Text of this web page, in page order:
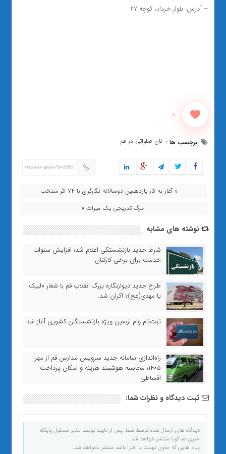
– آدرس: بلوار خرداد، کوچه ۲۷
0
برچسب ها : نان صلواتی در قم
https://qomgoya.ir/?p=22502
« آغاز به کار یازدهمین دوسالانه نگارگری با ۷۴ اثر منتخب
مرگ تدریجی یک میراث »
نوشته های مشابه
شرط جدید بازنشستگی اعلام شد؛ افزایش سنوات
خدمت برای برخی کارکنان
طرح جدید دیوارنگاره بزرگ انقلاب قم با شعار «لبیک
یا مهدی(عج)» اکران شد.
ثبت‌نام وام اربعین ویژه بازنشستگان کشوری آغاز شد
راه‌اندازی سامانه جدید سرویس مدارس قم از مهر
۱۴۰۵؛ محاسبه هوشمند هزینه و امکان پرداخت
اقساطی
ثبت دیدگاه و نظرات شما:
دیدگاه های ارسال شده توسط شما، پس از تایید توسط مدیر مسئول پایگاه
خبری قم گویا منتشر خواهد شد.
پیام هایی که حاوی تهمت یا افترا باشد منتشر نخواهد شد.